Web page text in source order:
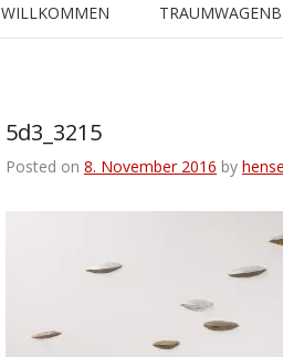
WILLKOMMEN
5d3_3215
Posted on 8. November 2016 by